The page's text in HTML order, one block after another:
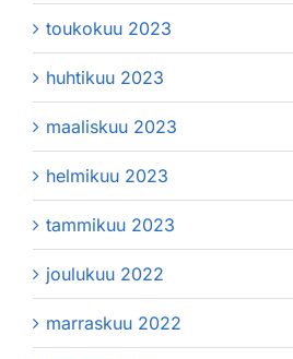
toukokuu 2023
huhtikuu 2023
maaliskuu 2023
helmikuu 2023
tammikuu 2023
joulukuu 2022
marraskuu 2022